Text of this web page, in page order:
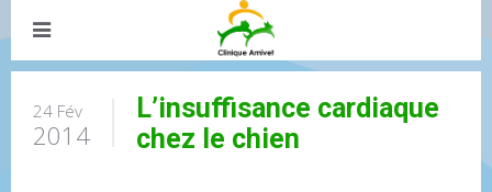
24 Fév
2014
L’insuffisance cardiaque
chez le chien